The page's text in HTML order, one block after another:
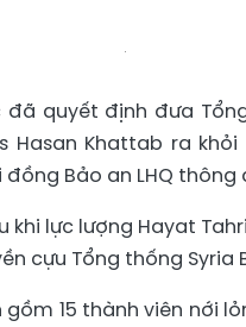
đã quyết định đưa
Hasan Khattab ra
Bảo an LHQ thông
khi lực lượng Hayat
cựu Tổng thống Syria
15 thành viên nới